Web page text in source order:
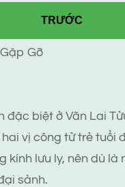
TRƯỚC
Gỡ
đặc biệt ở Vãn Lai
vị công tử trẻ tuổi
kính lưu ly, nên dù
sảnh.